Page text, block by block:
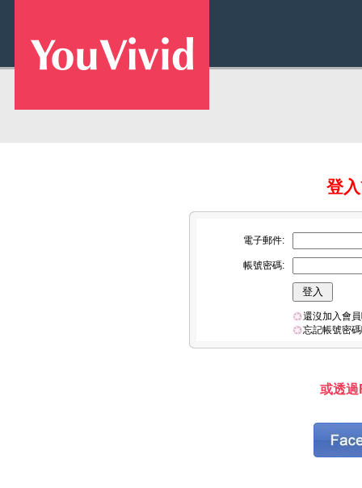
登
電子郵件:
帳號密碼:
還沒加入會
忘記帳號密
或透